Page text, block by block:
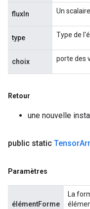
fluxIn Un
type Type de
choix porte des
Retour
une nouvelle
public static Tensor
Paramètres
élémentForme
La